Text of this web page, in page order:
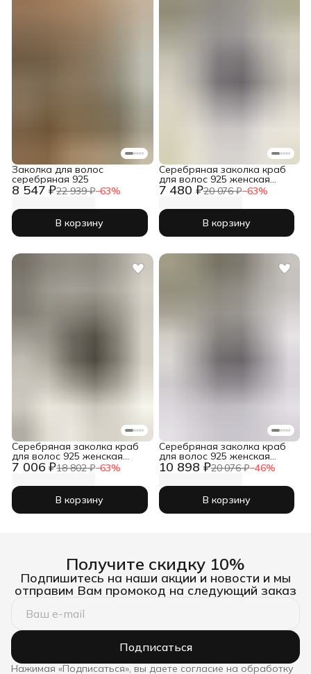
8 547 ₽22 939 ₽−63%
Заколка для волос
серебряная 925
В корзину
7 480 ₽20 076 ₽−63%
Серебряная заколка краб
для волос 925 женская
цветок
В корзину
7 006 ₽18 802 ₽−63%
Серебряная заколка краб
для волос 925 женская
цветок
В корзину
10 898 ₽20 076 ₽−46%
Серебряная заколка краб
для волос 925 женская
цветок
В корзину
Получите скидку 10%
Подпишитесь на наши акции и новости и мы
отправим Вам промокод на следующий заказ
Подписаться
Нажимая «Подписаться», вы даете согласие на обработку